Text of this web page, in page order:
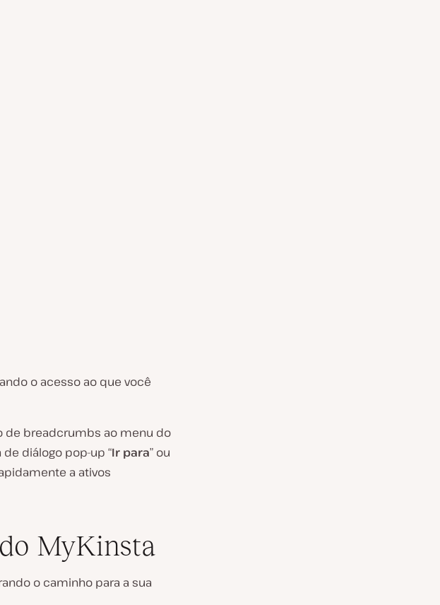
o acesso ao que você
de breadcrumbs ao menu do
diálogo pop-up “Ir para” ou
a ativos
MyKinsta
o caminho para a sua